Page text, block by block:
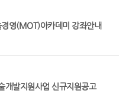
영(MOT)아카데미 강좌안내
개발지원사업 신규지원공고